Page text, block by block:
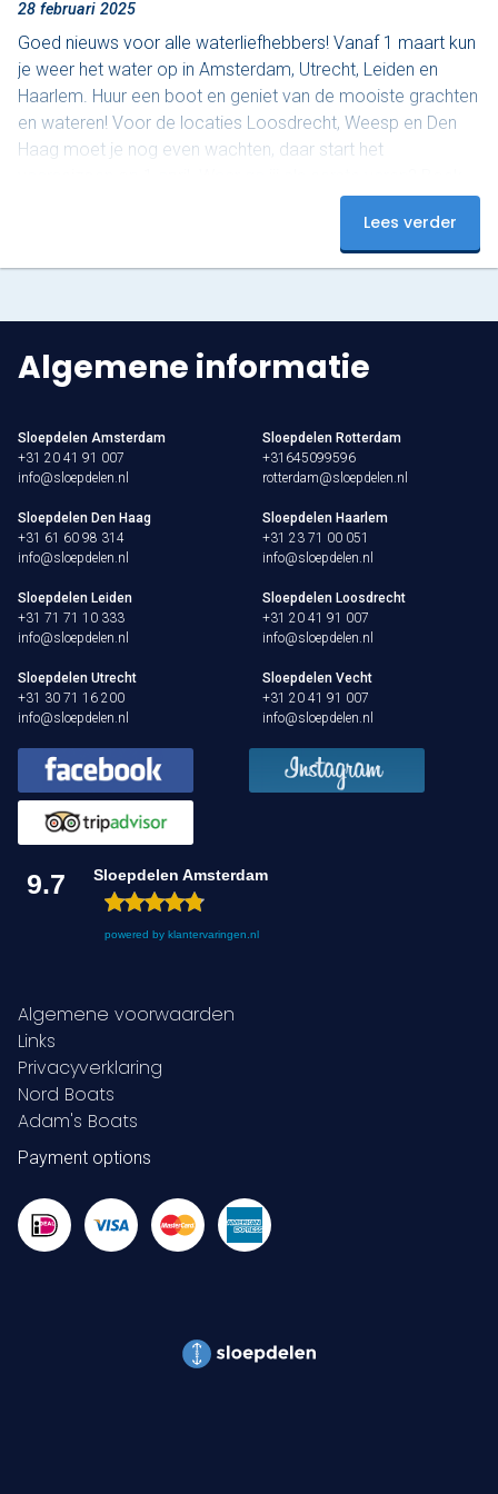
28 februari 2025
Goed nieuws voor alle waterliefhebbers! Vanaf 1 maart kun
je weer het water op in Amsterdam, Utrecht, Leiden en
Haarlem. Huur een boot en geniet van de mooiste grachten
en wateren! Voor de locaties Loosdrecht, Weesp en Den
Haag moet je nog even wachten, daar start het
nu en beleef een onvergetelijke start van het seizoen!
Lees verder
Algemene informatie
Sloepdelen Amsterdam
+31 20 41 91 007
info@sloepdelen.nl
Sloepdelen Rotterdam
+31645099596
rotterdam@sloepdelen.nl
Sloepdelen Den Haag
+31 61 60 98 314
info@sloepdelen.nl
Sloepdelen Haarlem
+31 23 71 00 051
info@sloepdelen.nl
Sloepdelen Leiden
+31 71 71 10 333
info@sloepdelen.nl
Sloepdelen Loosdrecht
+31 20 41 91 007
info@sloepdelen.nl
Sloepdelen Utrecht
+31 30 71 16 200
info@sloepdelen.nl
Sloepdelen Vecht
+31 20 41 91 007
info@sloepdelen.nl
9.7 Sloepdelen Amsterdam
powered by klantervaringen.nl
Algemene voorwaarden
Links
Privacyverklaring
Nord Boats
Adam's Boats
Payment options